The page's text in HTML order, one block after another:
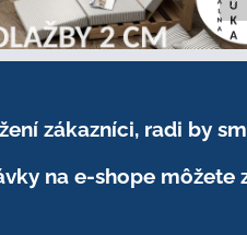
zákazníci, radi by
na e-shope môžete